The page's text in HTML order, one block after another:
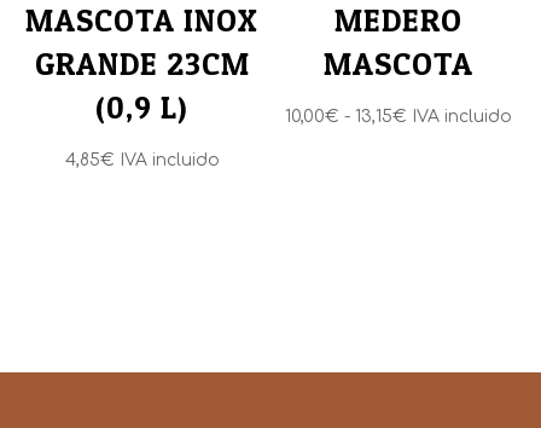
MASCOTA INOX
GRANDE 23CM
(0,9 L)
4,85€ IVA incluido
MEDERO
MASCOTA
10,00€ - 13,15€ Rango
IVA incluido